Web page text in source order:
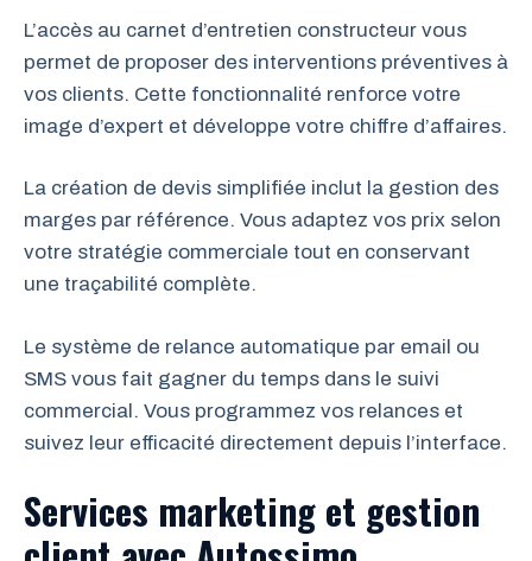
L’accès au carnet d’entretien constructeur vous
permet de proposer des interventions préventives à
vos clients. Cette fonctionnalité renforce votre
image d’expert et développe votre chiffre d’affaires.
La création de devis simplifiée inclut la gestion des
marges par référence. Vous adaptez vos prix selon
votre stratégie commerciale tout en conservant
une traçabilité complète.
Le système de relance automatique par email ou
SMS vous fait gagner du temps dans le suivi
commercial. Vous programmez vos relances et
suivez leur efficacité directement depuis l’interface.
Services marketing et gestion